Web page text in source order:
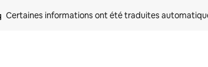
Certaines informations ont été traduites